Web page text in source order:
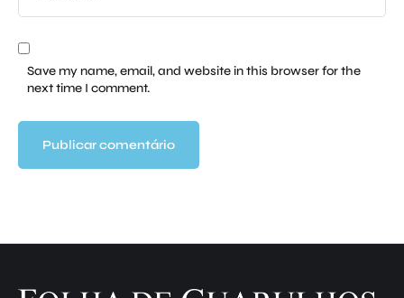
Save my name, email, and website in this browser for the
next time I comment.